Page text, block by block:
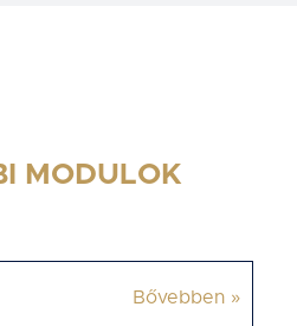
MODULOK
Bővebben »